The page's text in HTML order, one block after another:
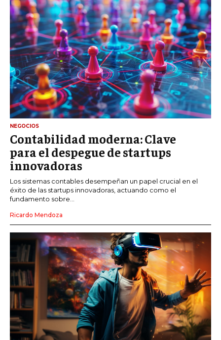
NEGOCIOS
Contabilidad moderna: Clave
para el despegue de startups
innovadoras
Los sistemas contables desempeñan un papel crucial en el
éxito de las startups innovadoras, actuando como el
fundamento sobre...
Ricardo Mendoza